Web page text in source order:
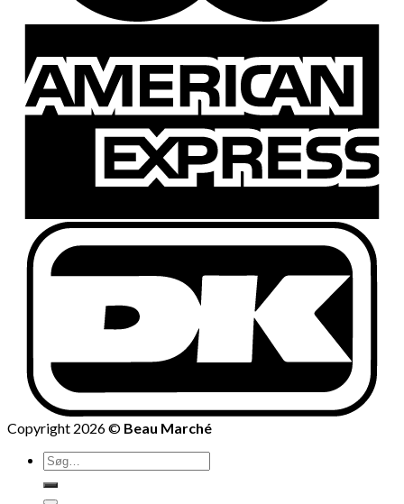
Copyright 2026 © Beau Marché
Søg
efter: